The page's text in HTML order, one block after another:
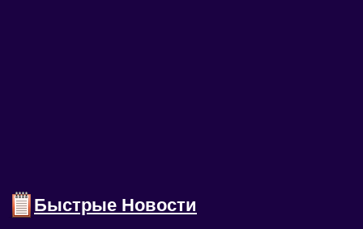
Быстрые Новости